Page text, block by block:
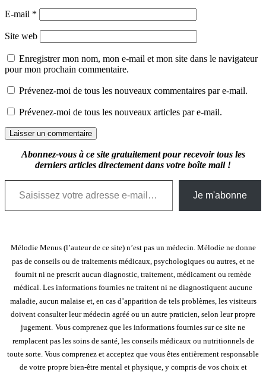
E-mail *
Site web
Enregistrer mon nom, mon e-mail et mon site dans le navigateur
pour mon prochain commentaire.
Prévenez-moi de tous les nouveaux commentaires par e-mail.
Prévenez-moi de tous les nouveaux articles par e-mail.
Abonnez-vous à ce site gratuitement pour recevoir tous les
derniers articles directement dans votre boîte mail !
Saisissez votre adresse e-mail…
Je m'abonne
Mélodie Menus (l’auteur de ce site) n’est pas un médecin. Mélodie ne donne
pas de conseils ou de traitements médicaux, psychologiques ou autres, et ne
fournit ni ne prescrit aucun diagnostic, traitement, médicament ou remède
médical. Les informations fournies ne traitent ni ne diagnostiquent aucune
maladie, aucun malaise et, en cas d’apparition de tels problèmes, les visiteurs
doivent consulter leur médecin agréé ou un autre praticien, selon leur propre
jugement. Vous comprenez que les informations fournies sur ce site ne
remplacent pas les soins de santé, les conseils médicaux ou nutritionnels de
toute sorte. Vous comprenez et acceptez que vous êtes entièrement responsable
de votre propre bien-être mental et physique, y compris de vos choix et